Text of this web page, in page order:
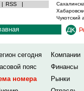
| RSS |
Чукотский
сегодня
Компании
пояс
Финансы
номера
Рынки